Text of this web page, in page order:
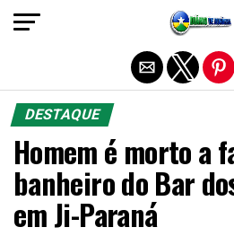
DESTAQUE
Homem é morto a
banheiro do Bar
em Ji-Paraná
Sair da versão